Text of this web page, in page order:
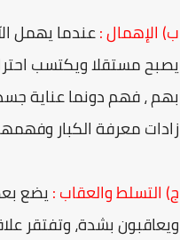
ب) الإهمال :عندما يهمل
يصبح مستقلا ويكتسب
بهم ، فهم دونما عناية
زادات معرفة الكبار
ج) التسلط والعقاب :يضع
ويعاقبون بشدة، وتفتقر